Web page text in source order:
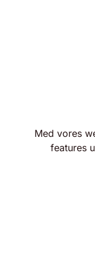
Med vores
features